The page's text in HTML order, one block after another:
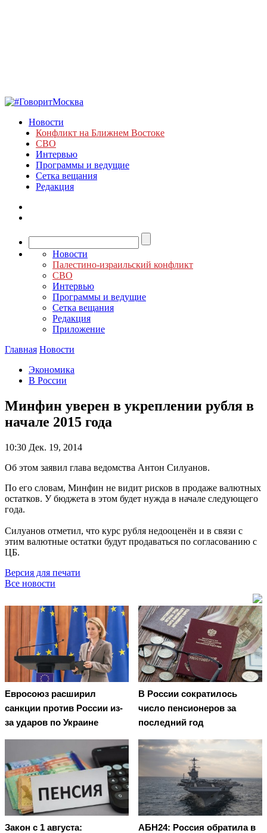
Новости
Конфликт на Ближнем Востоке
СВО
Интервью
Программы и ведущие
Сетка вещания
Редакция
Новости
Палестино-израильский конфликт
СВО
Интервью
Программы и ведущие
Сетка вещания
Редакция
Приложение
Главная Новости
Экономика
В России
Минфин уверен в укреплении рубля в
начале 2015 года
10:30 Дек. 19, 2014
Об этом заявил глава ведомства Антон Силуанов.
По его словам, Минфин не видит рисков в продаже валютных
остатков. У бюджета в этом будет нужда в начале следующего
года.
Силуанов отметил, что курс рубля недооценён и в связи с
этим валютные остатки будут продаваться по согласованию с
ЦБ.
Версия для печати
Все новости
Евросоюз расширил
санкции против России из-
за ударов по Украине
В России сократилось
число пенсионеров за
последний год
Закон с 1 августа:
АБН24: Россия обратила в